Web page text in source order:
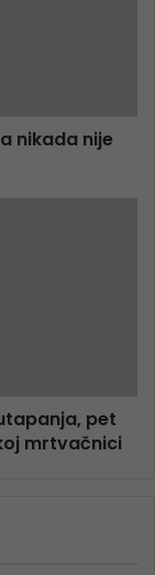
nikada nije
pet
mrtvačnici